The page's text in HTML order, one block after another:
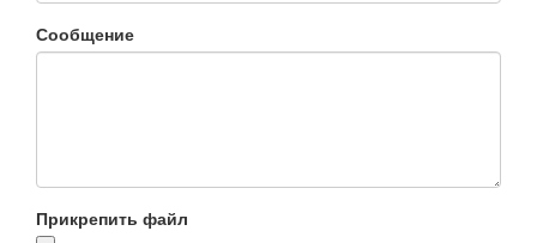
Сообщение
Прикрепить файл